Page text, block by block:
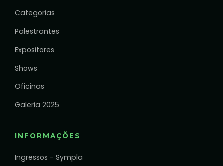
Categorias
Palestrantes
Expositores
Shows
Oficinas
Galeria 2025
INFORMAÇÕES
Ingressos - Sympla